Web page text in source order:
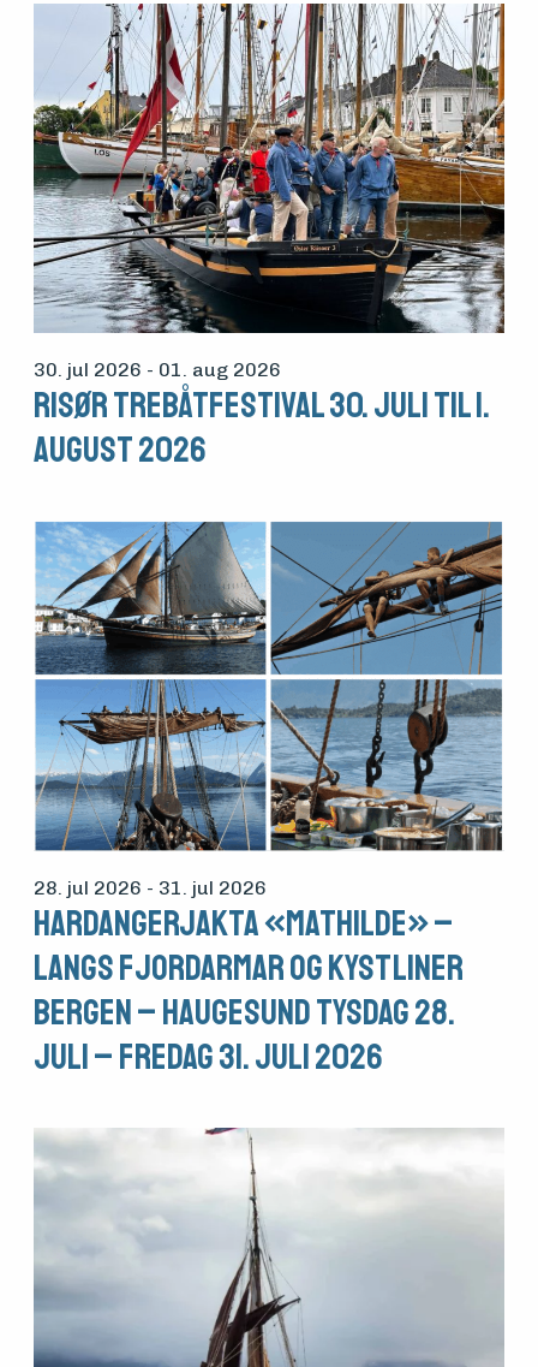
30. jul 2026 - 01. aug 2026
Risør Trebåtfestival 30. juli til 1.
august 2026
28. jul 2026 - 31. jul 2026
Hardangerjakta «Mathilde» –
Langs fjordarmar og kystliner
Bergen – Haugesund tysdag 28.
juli – fredag 31. juli 2026